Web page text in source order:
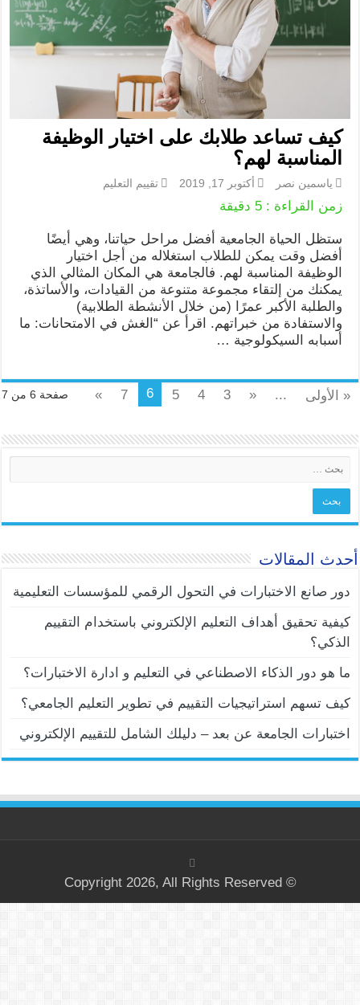
كيف تساعد طلابك على اختيار الوظيفة
المناسبة لهم؟
ياسمين نصر أكتوبر 17, 2019 تقييم التعليم
زمن القراءة : 5 دقيقة
ستظل الحياة الجامعية أفضل مراحل حياتنا، وهي أيضًا
أفضل وقت يمكن للطلاب استغلاله من أجل اختيار
الوظيفة المناسبة لهم. فالجامعة هي المكان المثالي الذي
يمكنك من إلتقاء مجموعة متنوعة من القيادات، والأساتذة،
والطلبة الأكبر عمرًا (من خلال الأنشطة الطلابية)
والاستفادة من خبراتهم. اقرأ عن “الغش في الامتحانات: ما
أسبابه السيكولوجية …
صفحة 6 من 7 « الأولى ...
«
3
4
5
6
7
»
أحدث المقالات
دور صانع الاختبارات في التحول الرقمي للمؤسسات التعليمية
كيفية تحقيق أهداف التعليم الإلكتروني باستخدام التقييم
الذكي؟
ما هو دور الذكاء الاصطناعي في التعليم و ادارة الاختبارات؟
كيف تسهم استراتيجيات التقييم في تطوير التعليم الجامعي؟
اختبارات الجامعة عن بعد – دليلك الشامل للتقييم الإلكتروني
© Copyright 2026, All Rights Reserved